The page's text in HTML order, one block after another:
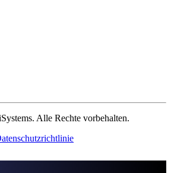
Alle Rechte vorbehalten.